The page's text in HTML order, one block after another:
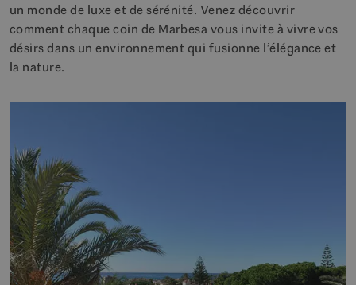
un monde de luxe et de sérénité. Venez découvrir
comment chaque coin de Marbesa vous invite à vivre vos
désirs dans un environnement qui fusionne l’élégance et
la nature.